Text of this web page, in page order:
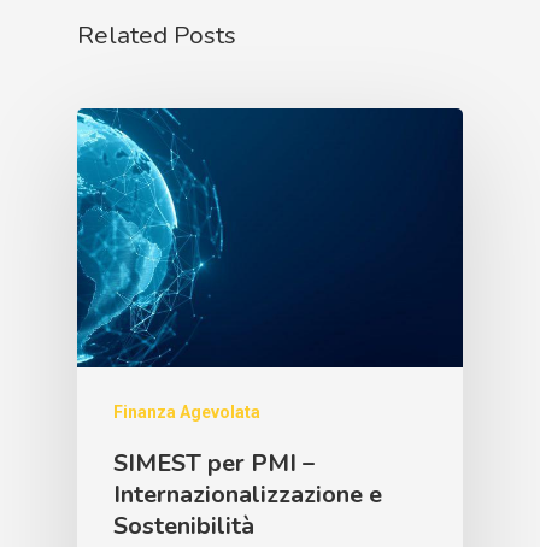
Related Posts
Finanza Agevolata
SIMEST per PMI –
Internazionalizzazione e
Sostenibilità